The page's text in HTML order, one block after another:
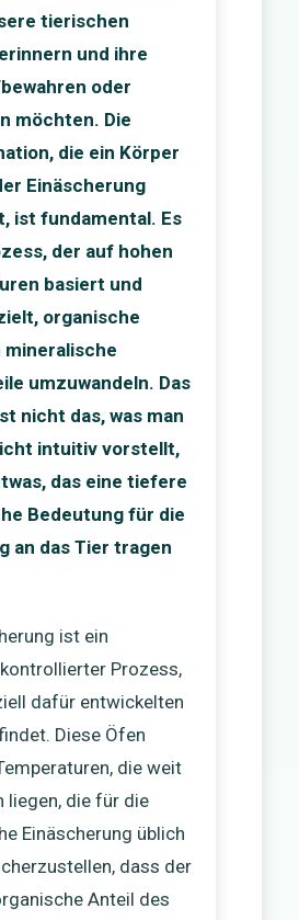
tierischen
und ihre
oder
möchten. Die
die ein Körper
Einäscherung
ist fundamental. Es
der auf hohen
basiert und
organische
mineralische
umzuwandeln. Das
nicht das, was man
intuitiv vorstellt,
das eine tiefere
Bedeutung für die
an das Tier tragen
ist ein
Prozess,
dafür entwickelten
Diese Öfen
die weit
liegen, die für die
Einäscherung üblich
dass der
Anteil des